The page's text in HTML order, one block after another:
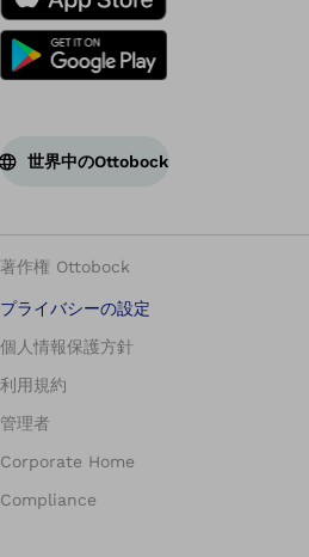
世界中のOttobock
著作権 Ottobock
プライバシーの設定
個人情報保護方針
利用規約
管理者
Corporate Home
Compliance